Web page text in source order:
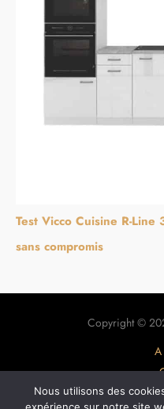
Test Vicco Cuisine R-
sans compromis
Copyright ©
Nous utilisons des